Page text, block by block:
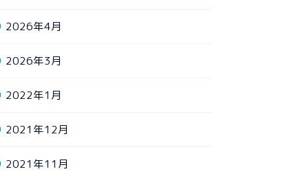
2026年4月
2026年3月
2022年1月
2021年12月
2021年11月